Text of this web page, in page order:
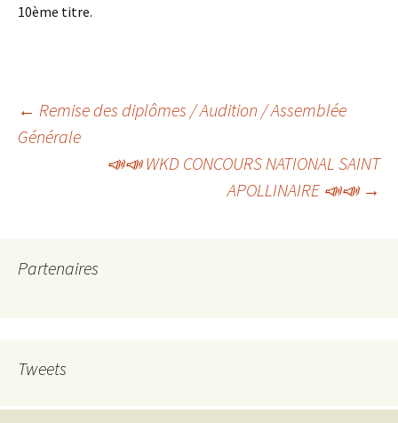
10ème titre.
Navigation
← Remise des diplômes / Audition / Assemblée
Générale
📣📣 WKD CONCOURS NATIONAL SAINT
APOLLINAIRE 📣📣 →
Partenaires
Tweets